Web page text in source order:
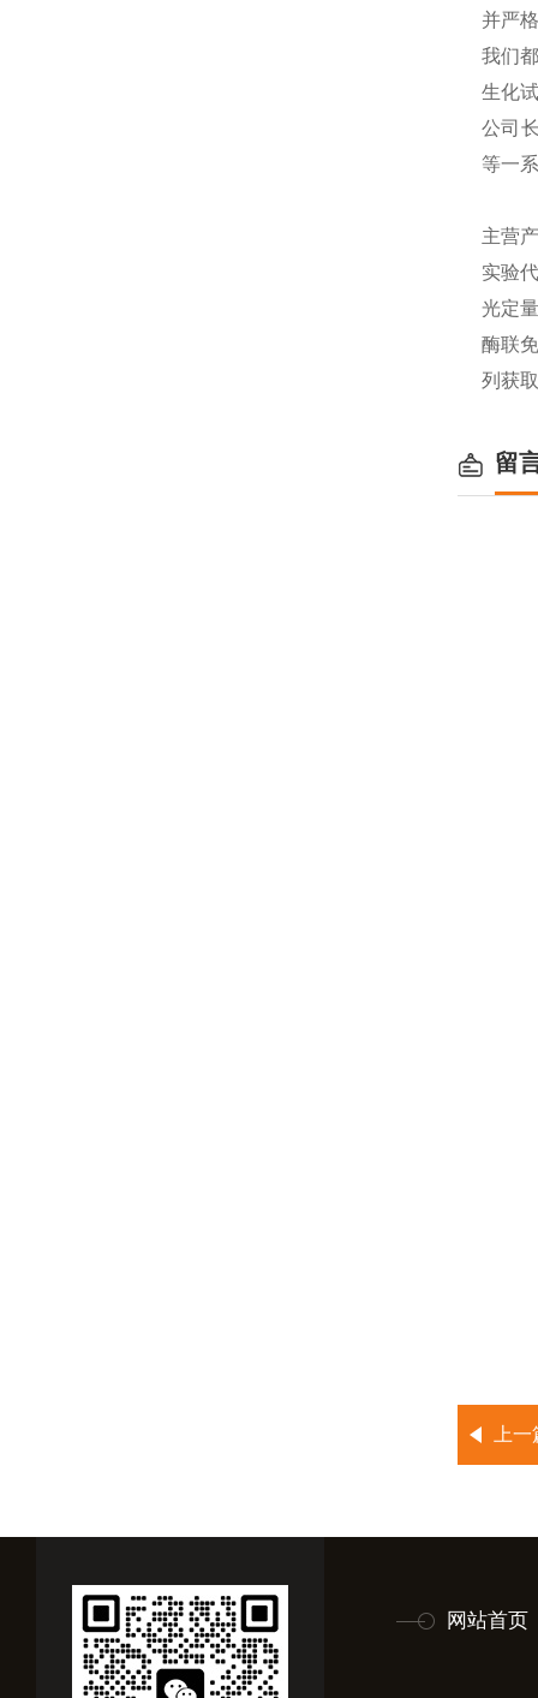
并严
我们
生化
公司
等一
主营
实验
光定
酶联
列获
留
上
网站首页